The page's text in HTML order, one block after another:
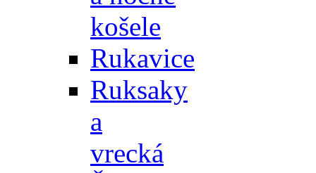
košele
Rukavice
Ruksaky
a
vrecká